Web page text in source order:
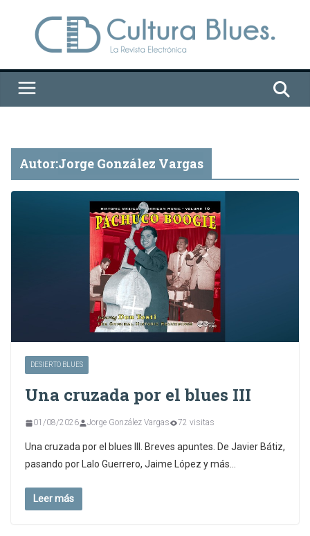
contenido
Autor:Jorge González Vargas
DESIERTO BLUES
Una cruzada por el blues III
01/08/2026 Jorge González Vargas 72 visitas
Una cruzada por el blues III. Breves apuntes. De Javier Bátiz,
pasando por Lalo Guerrero, Jaime López y más…
Leer más